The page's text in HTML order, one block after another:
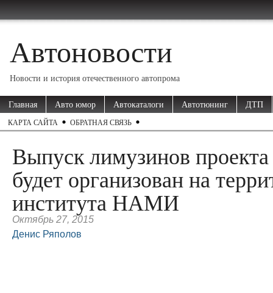
Автоновости
Новости и история отечественного автопрома
Главная Авто юмор Автокаталоги Автотюнинг ДТП
КАРТА САЙТА ОБРАТНАЯ СВЯЗЬ
Выпуск лимузинов
будет организован на
института НАМИ
Октябрь 27, 2015
Денис Ряполов